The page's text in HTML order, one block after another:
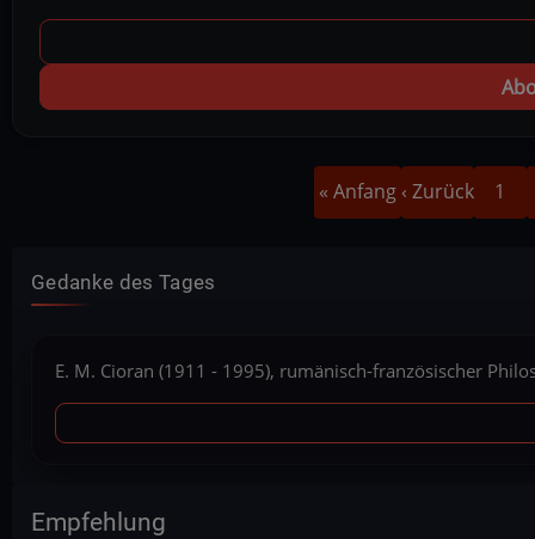
Erste
Seite
« Anfang
Vorherige
Seite
‹ ZurückSeite
1
Gedanke des Tages
E. M. Cioran (1911 - 1995), rumänisch-französischer
Empfehlung